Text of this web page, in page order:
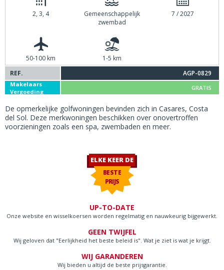
2, 3, 4
Gemeenschappelijk
zwembad
7 / 2027
50-100 km
1-5 km
REF.
AGP-0829
Makelaars
Vergoeding
GRATIS
De opmerkelijke golfwoningen bevinden zich in Casares, Costa
del Sol. Deze merkwoningen beschikken over onovertroffen
voorzieningen zoals een spa, zwembaden en meer.
ELKE KEER DE
BESTE
PRIJS
UP-TO-DATE
Onze website en wisselkoersen worden regelmatig en nauwkeurig bijgewerkt.
GEEN TWIJFEL
Wij geloven dat "Eerlijkheid het beste beleid is". Wat je ziet is wat je krijgt.
WIJ GARANDEREN
Wij bieden u altijd de beste prijsgarantie.